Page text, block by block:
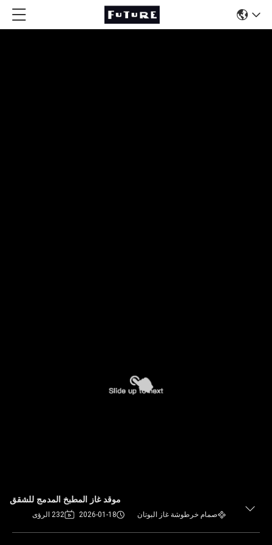
موقد غاز المطبخ المدمج للشقق
صمام خرطوشة غاز البوتان 2026-01-18 232 الرؤى